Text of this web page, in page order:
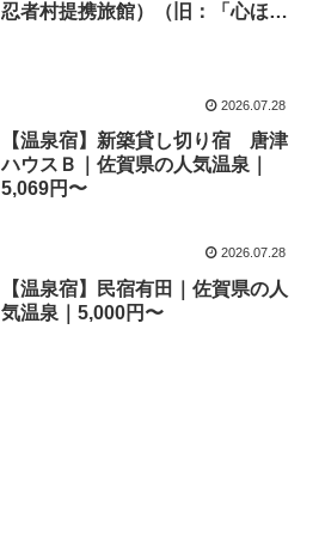
忍者村提携旅館）（旧：「心ほぐ
2026.07.28
【温泉宿】新築貸し切り宿 唐津
ハウスＢ｜佐賀県の人気温泉｜
5,069円〜
2026.07.28
【温泉宿】民宿有田｜佐賀県の人
気温泉｜5,000円〜